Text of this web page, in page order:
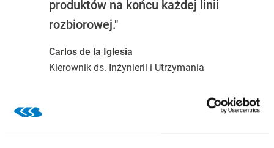
produktów na końcu każdej linii
rozbiorowej."
Carlos de la Iglesia
Kierownik ds. Inżynierii i Utrzymania
Dowiedz się więcej na temat zastosowania CSB